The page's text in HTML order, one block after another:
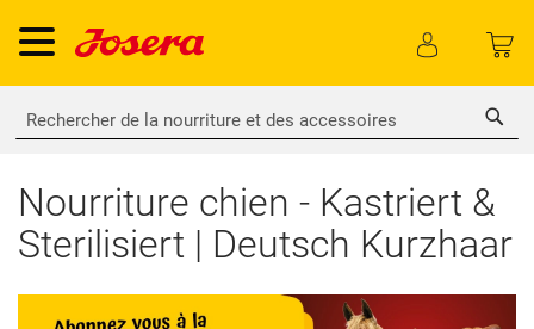
Nourriture chien - Kastriert &
Sterilisiert | Deutsch Kurzhaar